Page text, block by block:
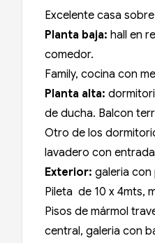
Excelente casa
Planta baja: hall en
comedor.
Family, cocina con
Planta alta:
de ducha. Balcon
Otro de los
lavadero con
Exterior: galeria con
Pileta de 10 x 4mts,
Pisos de mármol
central, galeria con